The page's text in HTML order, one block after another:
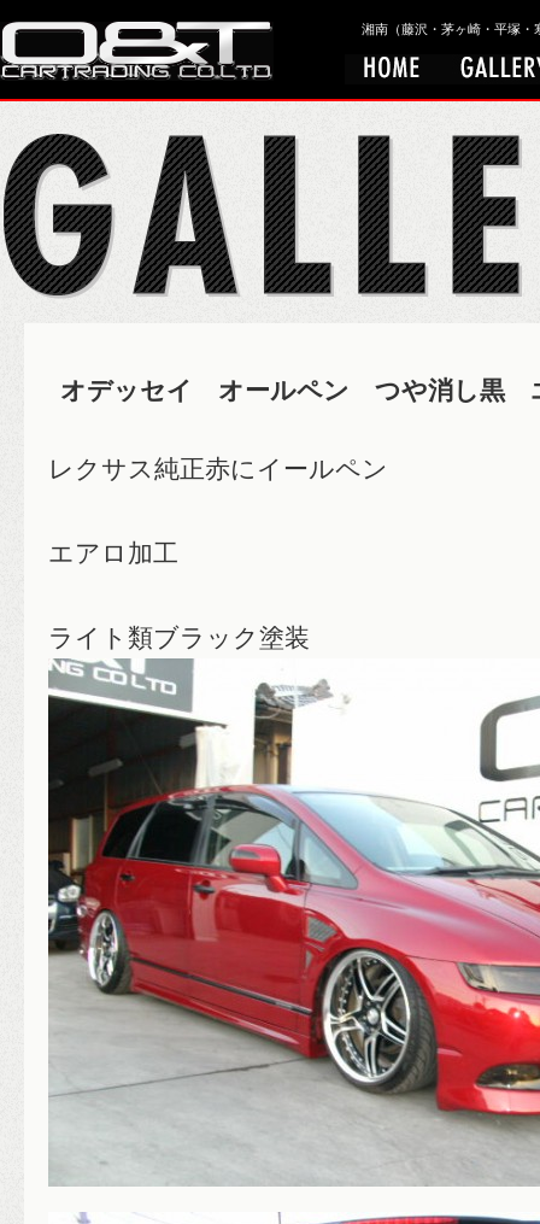
湘南（藤沢・茅ヶ崎・平塚
オデッセイ オールペン つや消し黒
レクサス純正赤にイールペン
エアロ加工
ライト類ブラック塗装